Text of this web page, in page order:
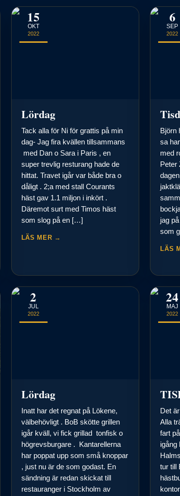
15
OKT
2022
Lördag
Tack alla för Ni för grattis på min
dag- Jag fira kvällen tillsammans
med Dan o Sara i Paris , en
super trevlig resturang hade de
hittat. Travet igår var både bra o
dåligt . 2;a med stall Courants
häst gav 1.1 miljon i inkört .
Däremot surt med Timos häst
som slog på en […]
LÄS MER →
6
SEP
2022
Björn
sa
med
Peter
jag
som
LÄS
2
JUL
2022
Lördag
Inatt har det regnat på Lökene,
välbehövligt . BoB skötte grillen
igår kväll, vi fick grillad tonfisk o
högrevsburgare . Kantarellerna
har poppat upp som små knoppar
, just nu är de som godast. En
sändning är redan skickat till
restauranger i Stockholm av
24
MAJ
2022
Det
Alla
fart
igång
tur till